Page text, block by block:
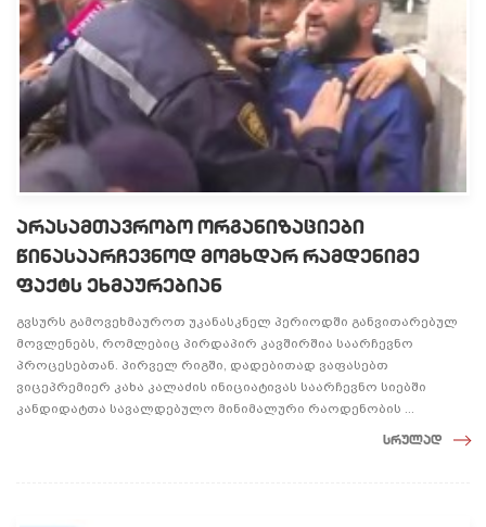
არასამთავრობო ორგანიზაციები
წინასაარჩევნოდ მომხდარ რამდენიმე
ფაქტს ეხმაურებიან
გვსურს გამოვეხმაუროთ უკანასკნელ პერიოდში განვითარებულ
მოვლენებს, რომლებიც პირდაპირ კავშირშია საარჩევნო
პროცესებთან. პირველ რიგში, დადებითად ვაფასებთ
ვიცეპრემიერ კახა კალაძის ინიციატივას საარჩევნო სიებში
კანდიდატთა სავალდებულო მინიმალური რაოდენობის ...
სრულად